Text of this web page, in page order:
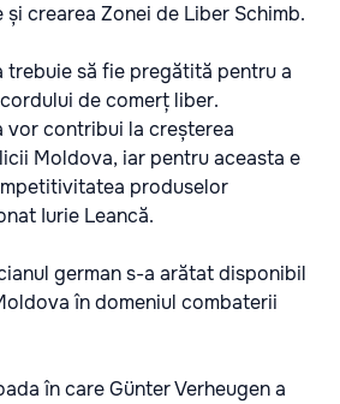
crearea Zonei de Liber Schimb.
trebuie să fie pregătită pentru a
de comerț liber.
vor contribui la creșterea
Moldova, iar pentru aceasta e
produselor
Iurie Leancă.
german s-a arătat disponibil
în domeniul combaterii
în care Günter Verheugen a